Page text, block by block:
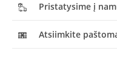
Pristatysime į
Atsiimkite